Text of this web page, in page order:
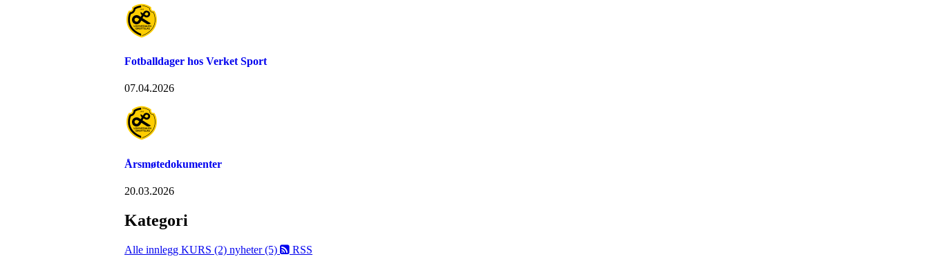
Fotballdager hos Verket Sport
07.04.2026
Årsmøtedokumenter
20.03.2026
Kategori
Alle innlegg KURS (2) nyheter (5) RSS